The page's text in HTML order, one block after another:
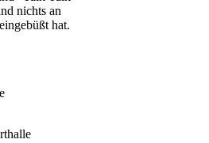
nichts an
hat.